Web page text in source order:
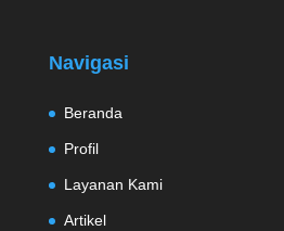
Navigasi
Beranda
Profil
Layanan Kami
Artikel